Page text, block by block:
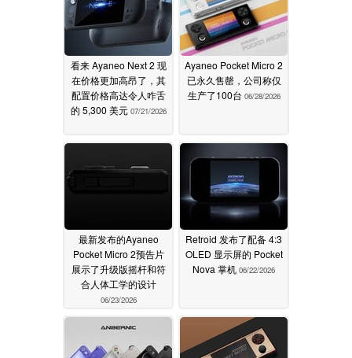
看来 Ayaneo Next 2 现
在价格更加高昂了，其
配置价格高达令人咋舌
的 5,300 美元 07/21/2026
Ayaneo Pocket Micro 2
已永久售罄，公司称仅
生产了100台 06/28/2026
最新发布的Ayaneo
Pocket Micro 2预告片
展示了升级版摇杆和符
合人体工学的设计
06/23/2026
Retroid 发布了配备 4:3
OLED 显示屏的 Pocket
Nova 掌机 06/22/2026